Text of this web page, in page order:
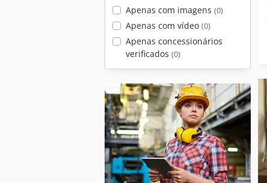
Apenas com imagens (0)
Apenas com vídeo (0)
Apenas concessionários
verificados (0)